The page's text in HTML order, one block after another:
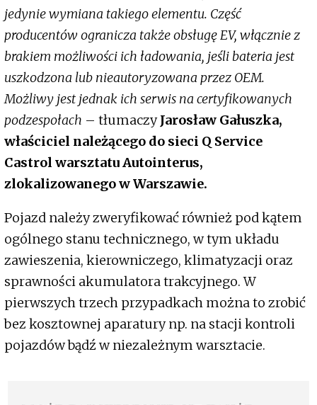
jedynie wymiana takiego elementu. Część
producentów ogranicza także obsługę EV, włącznie z
brakiem możliwości ich ładowania, jeśli bateria jest
uszkodzona lub nieautoryzowana przez OEM.
Możliwy jest jednak ich serwis na certyfikowanych
podzespołach – tłumaczyJarosław Gałuszka,
właściciel należącego do sieci Q Service
Castrol warsztatu Autointerus,
zlokalizowanego w Warszawie.
Pojazd należy zweryfikować również pod kątem
ogólnego stanu technicznego, w tym układu
zawieszenia, kierowniczego, klimatyzacji oraz
sprawności akumulatora trakcyjnego. W
pierwszych trzech przypadkach można to zrobić
bez kosztownej aparatury np. na stacji kontroli
pojazdów bądź w niezależnym warsztacie.